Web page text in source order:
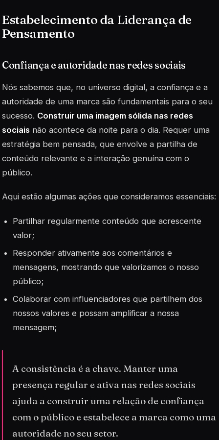
Estabelecimento da Liderança de
Pensamento
Confiança e autoridade nas redes sociais
Nós sabemos que, no universo digital, a confiança e a
autoridade de uma marca são fundamentais para o seu
sucesso. Construir uma imagem sólida nas redes
sociais não acontece da noite para o dia. Requer uma
estratégia bem pensada, que envolve a partilha de
conteúdo relevante e a interação genuína com o
público.
Aqui estão algumas ações que consideramos essenciais:
Partilhar regularmente conteúdo que acrescente
valor;
Responder ativamente aos comentários e
mensagens, mostrando que valorizamos o nosso
público;
Colaborar cominfluenciadores que partilhem dos
nossos valores e possam amplificar a nossa
mensagem;
A consistência é a chave. Manter uma
presença regular e ativa nas redes sociais
ajuda a construir uma relação de confiança
com o público e estabelece a marca como uma
autoridade no seu setor.